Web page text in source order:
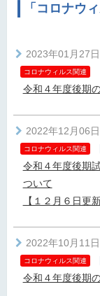
「コロナウ
2023年01月27日
コロナウィルス関連
令和４年度後期
2022年12月06日
コロナウィルス関連
令和４年度後期
ついて
【１２月６日更新
2022年10月11日
コロナウィルス関連
令和４年度後期